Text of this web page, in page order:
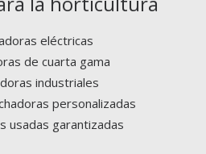
eléctricas
de cuarta gama
industriales
personalizadas
usadas garantizadas